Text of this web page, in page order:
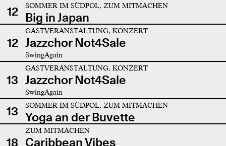
12
SOMMER IM SÜDPOL, ZUM MITMACHEN
Big in Japan
12
GASTVERANSTALTUNG, KONZERT
Jazzchor Not4Sale
SwingAgain
13
GASTVERANSTALTUNG, KONZERT
Jazzchor Not4Sale
SwingAgain
13 SOMMER IM SÜDPOL, ZUM MITMACHEN
Yoga an der Buvette
18
ZUM MITMACHEN
Caribbean Vibes